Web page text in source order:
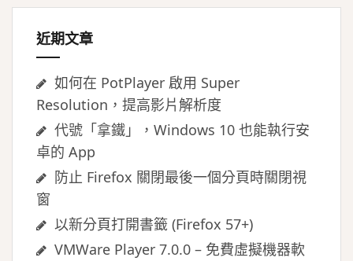
近期文章
如何在 PotPlayer 啟用 Super
Resolution，提高影片解析度
代號「拿鐵」，Windows 10 也能執行安
卓的 App
防止 Firefox 關閉最後一個分頁時關閉視
窗
以新分頁打開書籤 (Firefox 57+)
VMWare Player 7.0.0 – 免費虛擬機器軟